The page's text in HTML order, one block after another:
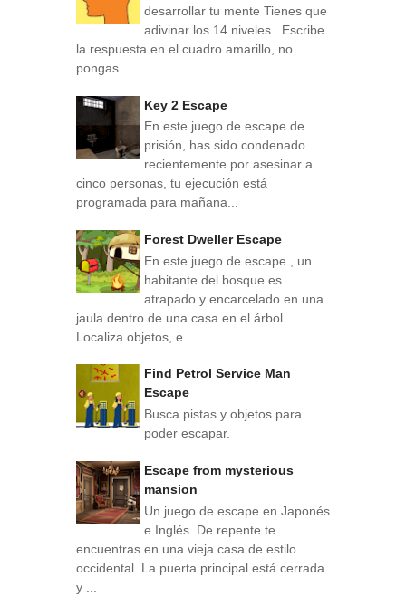
desarrollar tu mente Tienes que
adivinar los 14 niveles . Escribe
la respuesta en el cuadro amarillo, no
pongas ...
Key 2 Escape
En este juego de escape de
prisión, has sido condenado
recientemente por asesinar a
cinco personas, tu ejecución está
programada para mañana...
Forest Dweller Escape
En este juego de escape , un
habitante del bosque es
atrapado y encarcelado en una
jaula dentro de una casa en el árbol.
Localiza objetos, e...
Find Petrol Service Man
Escape
Busca pistas y objetos para
poder escapar.
Escape from mysterious
mansion
Un juego de escape en Japonés
e Inglés. De repente te
encuentras en una vieja casa de estilo
occidental. La puerta principal está cerrada
y ...